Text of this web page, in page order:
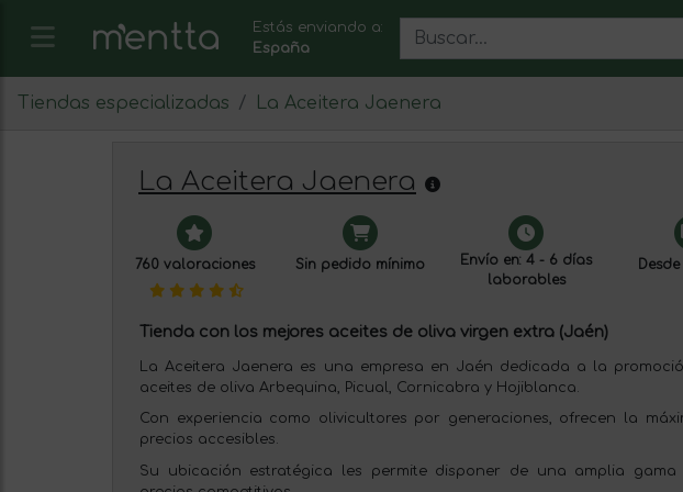
Estás enviando a:
España
Tiendas especializadas La Aceitera Jaenera
La Aceitera Jaenera
760 valoraciones Sin pedido mínimo
Envío en: 4 - 6 días
laborables
Tienda con los mejores aceites de oliva virgen extra (Jaén)
La Aceitera Jaenera es una empresa en Jaén dedicada a la
aceites de oliva Arbequina, Picual, Cornicabra y Hojiblanca.
Con experiencia como olivicultores por generaciones, ofrecen la
precios accesibles.
Su ubicación estratégica les permite disponer de una amplia